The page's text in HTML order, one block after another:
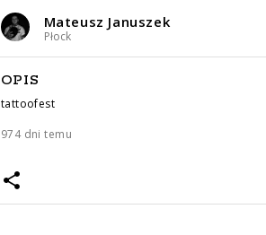
Mateusz Januszek
Płock
OPIS
tattoofest
974 dni temu